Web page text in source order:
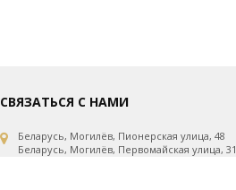
СВЯЗАТЬСЯ С НАМИ
Беларусь, Могилёв, Пионерская улица, 48
Беларусь, Могилёв, Первомайская улица, 31